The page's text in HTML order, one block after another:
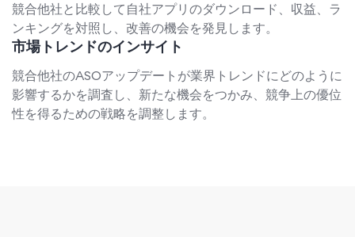
競合他社と比較して自社アプリのダウンロード、収益、ラ
ンキングを対照し、改善の機会を発見します。
市場トレンドのインサイト
競合他社のASOアップデートが業界トレンドにどのように
影響するかを調査し、新たな機会をつかみ、競争上の優位
性を得るための戦略を調整します。